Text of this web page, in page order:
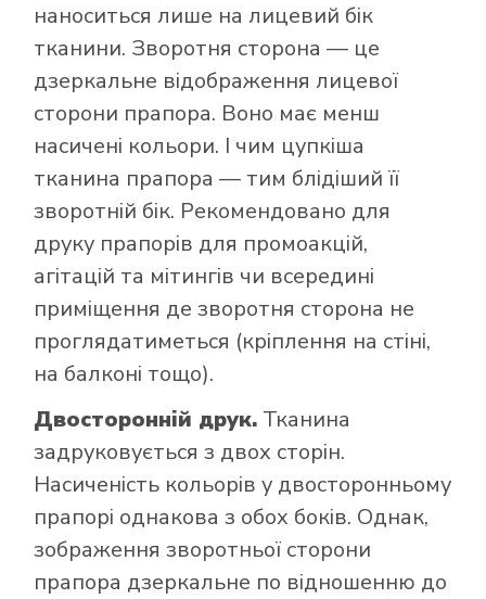
наноситься лише на лицевий бік
тканини. Зворотня сторона — це
дзеркальне відображення лицевої
сторони прапора. Воно має менш
насичені кольори. І чим цупкіша
тканина прапора — тим блідіший її
зворотній бік. Рекомендовано для
друку прапорів для промоакцій,
агітацій та мітингів чи всередині
приміщення де зворотня сторона не
проглядатиметься (кріплення на стіні,
на балконі тощо).
Двосторонній друк. Тканина
задруковується з двох сторін.
Насиченість кольорів у двосторонньому
прапорі однакова з обох боків. Однак,
зображення зворотньої сторони
прапора дзеркальне по відношенню до